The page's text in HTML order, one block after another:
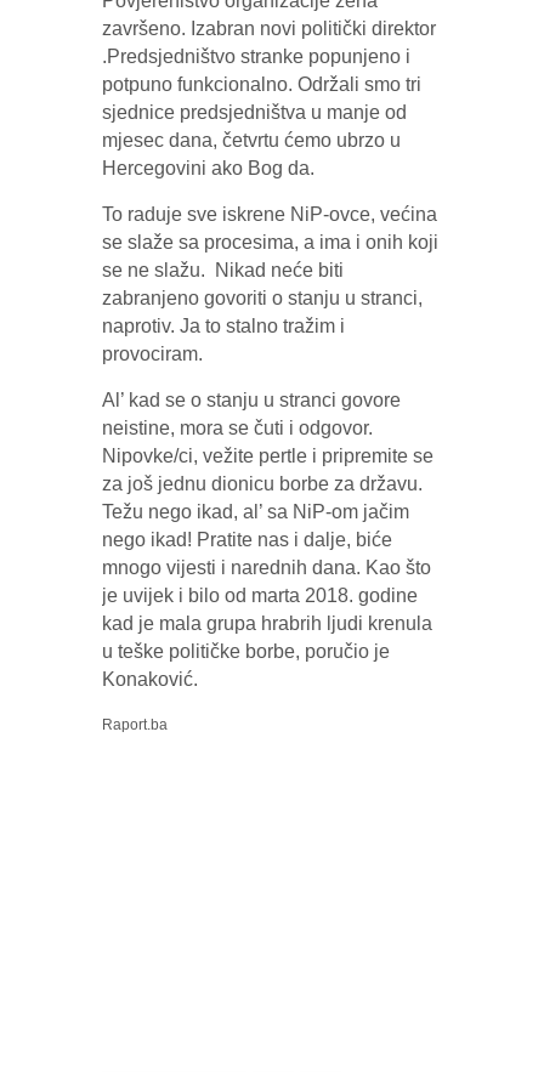
završeno. Izabran novi politički direktor
.Predsjedništvo stranke popunjeno i
potpuno funkcionalno. Održali smo tri
sjednice predsjedništva u manje od
mjesec dana, četvrtu ćemo ubrzo u
Hercegovini ako Bog da.
To raduje sve iskrene NiP-ovce, većina
se slaže sa procesima, a ima i onih koji
se ne slažu. Nikad neće biti
zabranjeno govoriti o stanju u stranci,
naprotiv. Ja to stalno tražim i
provociram.
Al’ kad se o stanju u stranci govore
neistine, mora se čuti i odgovor.
Nipovke/ci, vežite pertle i pripremite se
za još jednu dionicu borbe za državu.
Težu nego ikad, al’ sa NiP-om jačim
nego ikad! Pratite nas i dalje, biće
mnogo vijesti i narednih dana. Kao što
je uvijek i bilo od marta 2018. godine
kad je mala grupa hrabrih ljudi krenula
u teške političke borbe, poručio je
Konaković.
Raport.ba